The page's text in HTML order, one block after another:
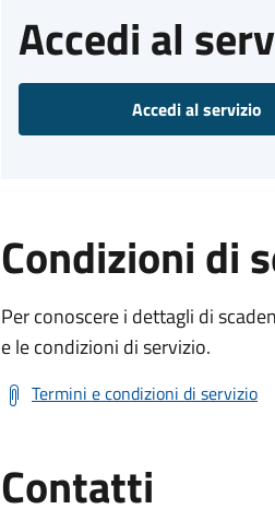
Accedi al
Accedi al servizio
Condizioni di
Per conoscere i dettagli di
e le condizioni di servizio.
Termini e condizioni di servizio
Contatti